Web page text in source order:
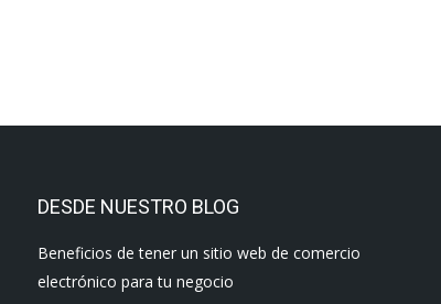
DESDE NUESTRO BLOG
Beneficios de tener un sitio web de comercio
electrónico para tu negocio